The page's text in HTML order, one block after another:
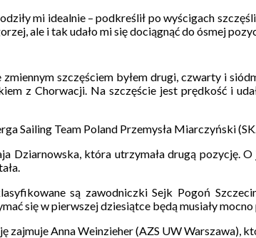
mi idealnie – podkreślił po wyścigach
ale i tak udało mi się dociągnąć do ósmej
szczęściem byłem drugi, czwarty i
z Chorwacji. Na szczęście jest prędkość i
Sailing Team Poland Przemysła Miarczyński
Dziarnowska, która utrzymała drugą pozycję.
są zawodniczki Sejk Pogoń
się w pierwszej dziesiątce będą musiały
zajmuje Anna Weinzieher (AZS UW Warszawa),